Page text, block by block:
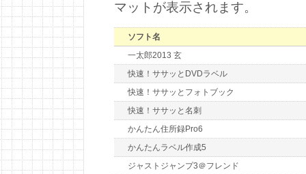
マットが表示されます。
ソフト名
一太郎2013 玄
快速！ササッとDVDラベル
快速！ササッとフォトブック
快速！ササッと名刺
かんたん住所録Pro6
かんたんラベル作成5
ジャストジャンプ3＠フレンド